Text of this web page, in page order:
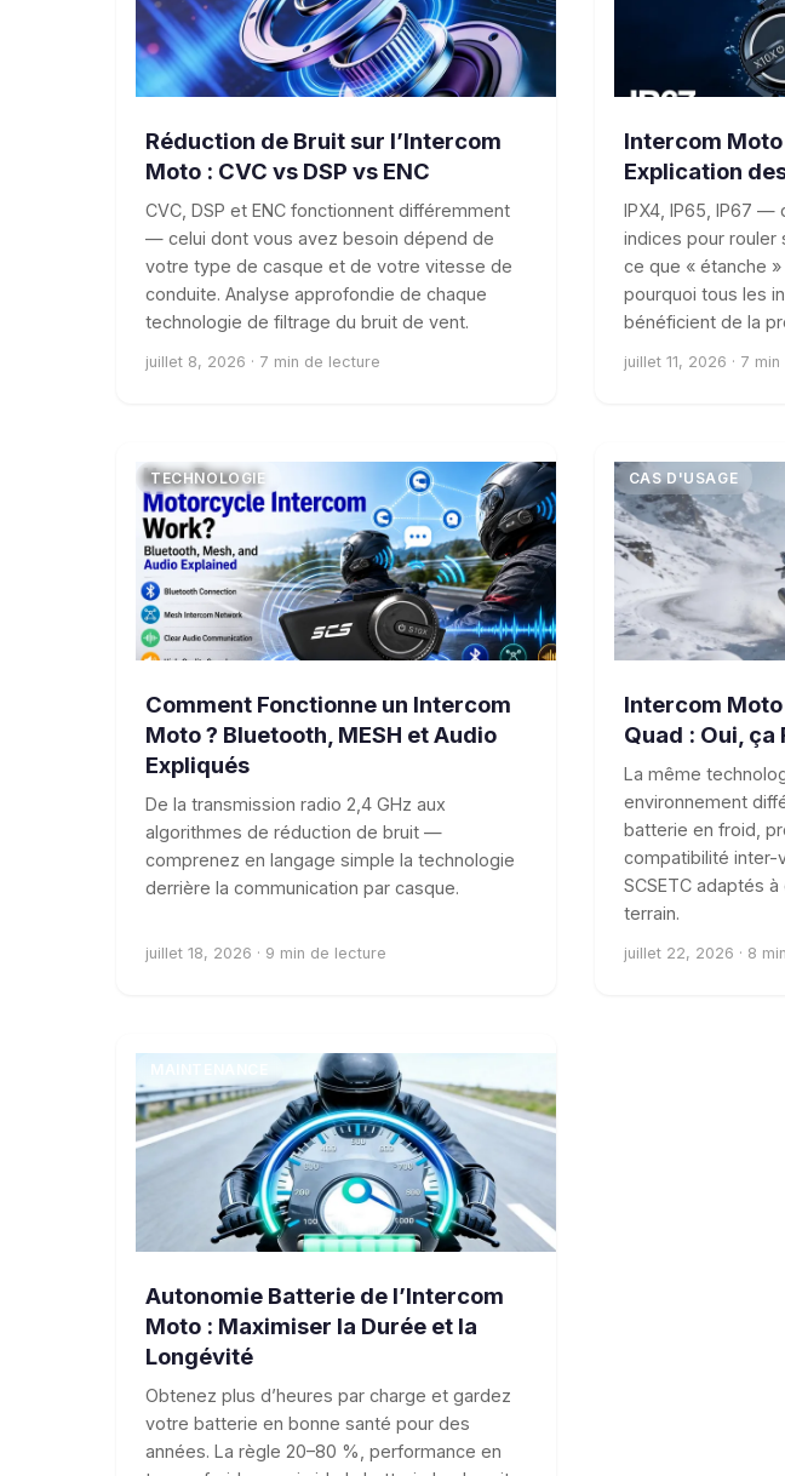
Réduction de Bruit sur l’Intercom
Moto : CVC vs DSP vs ENC
CVC, DSP et ENC fonctionnent différemment
— celui dont vous avez besoin dépend de
votre type de casque et de votre vitesse de
conduite. Analyse approfondie de chaque
technologie de filtrage du bruit de vent.
juillet 8, 2026 · 7 min de lecture
Intercom
Explication
IPX4, IP65, IP67 —
indices pour rouler
ce que « étanche
pourquoi tous les
bénéficient de la
juillet 11, 2026 · 7
TECHNOLOGIE
Comment Fonctionne un Intercom
Moto ? Bluetooth, MESH et Audio
Expliqués
De la transmission radio 2,4 GHz aux
algorithmes de réduction de bruit —
comprenez en langage simple la technologie
derrière la communication par casque.
juillet 18, 2026 · 9 min de lecture
CAS D'USAGE
Intercom
Quad : Oui, ça
La même
environnement
batterie en froid,
compatibilité inter-
SCSETC adaptés
terrain.
juillet 22, 2026 · 8
MAINTENANCE
Autonomie Batterie de l’Intercom
Moto : Maximiser la Durée et la
Longévité
Obtenez plus d’heures par charge et gardez
votre batterie en bonne santé pour des
années. La règle 20–80 %, performance en